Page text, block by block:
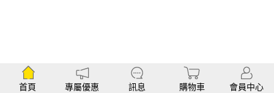
首頁 專屬優惠 訊息 購物車 會員中心